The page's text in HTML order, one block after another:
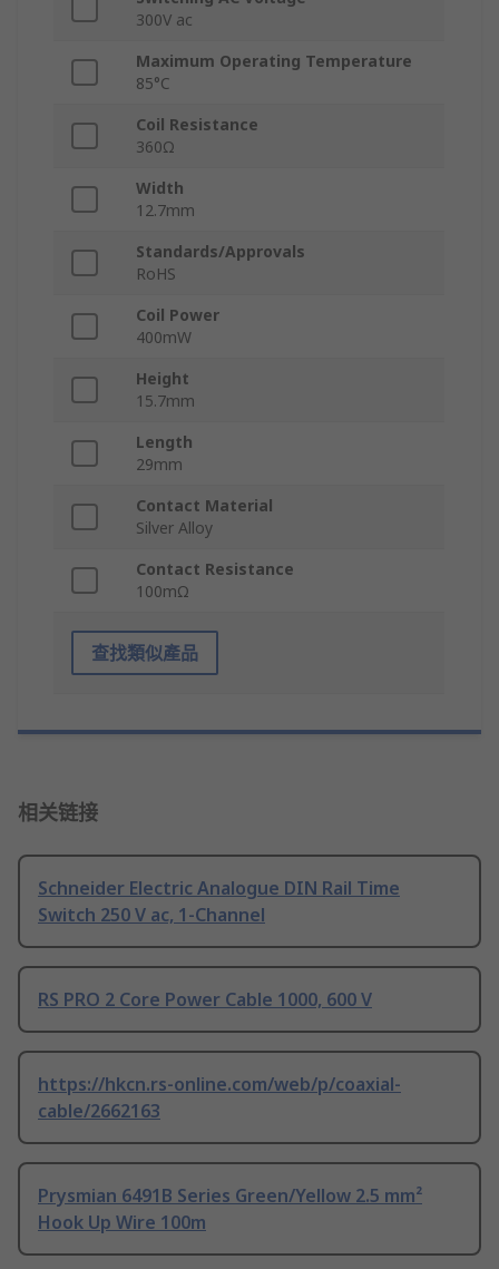
300V ac
Maximum Operating Temperature
85°C
Coil Resistance
360Ω
Width
12.7mm
Standards/Approvals
RoHS
Coil Power
400mW
Height
15.7mm
Length
29mm
Contact Material
Silver Alloy
Contact Resistance
100mΩ
查找類似產品
相关链接
Schneider Electric Analogue DIN Rail Time
Switch 250 V ac, 1-Channel
RS PRO 2 Core Power Cable 1000, 600 V
https://hkcn.rs-online.com/web/p/coaxial-
cable/2662163
Prysmian 6491B Series Green/Yellow 2.5 mm²
Hook Up Wire 100m